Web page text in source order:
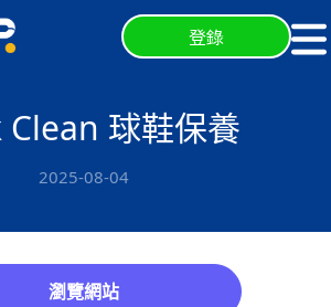
登錄
Clean 球鞋保養
2025-08-04
瀏覽網站